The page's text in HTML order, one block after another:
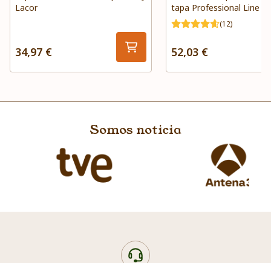
Lacor
34,97 €
tapa Professional Line
(12)
52,03 €
Somos noticia